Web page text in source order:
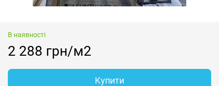
В наявності
2 288 грн/м2
Купити